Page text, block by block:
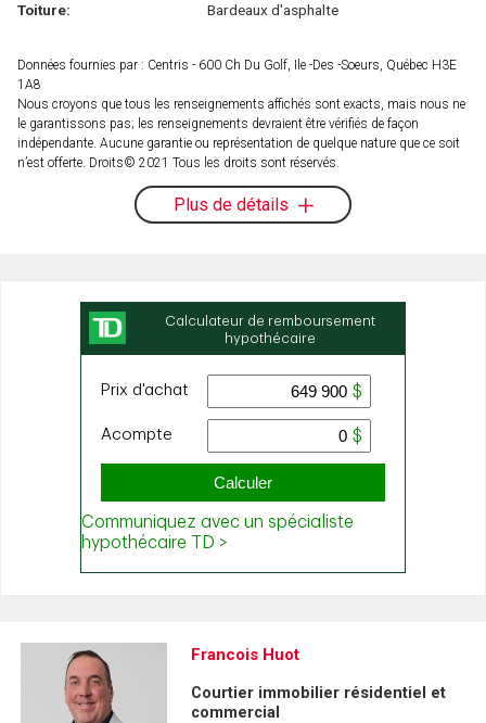
Toiture: Bardeaux d'asphalte
Données fournies par : Centris - 600 Ch Du Golf, Ile -Des -Soeurs, Québec H3E
1A8
Nous croyons que tous les renseignements affichés sont exacts, mais nous ne
le garantissons pas; les renseignements devraient être vérifiés de façon
indépendante. Aucune garantie ou représentation de quelque nature que ce soit
n’est offerte. Droits© 2021 Tous les droits sont réservés.
Plus de détails
Francois Huot
Courtier immobilier résidentiel et
commercial